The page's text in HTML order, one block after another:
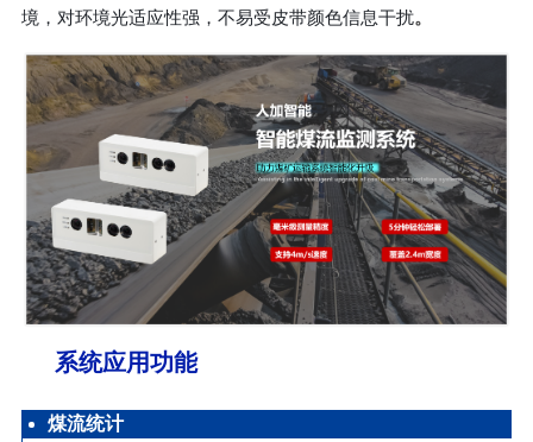
境，对环境光适应性强，不易受皮带颜色信息干扰。
系统应用功能
煤流统计